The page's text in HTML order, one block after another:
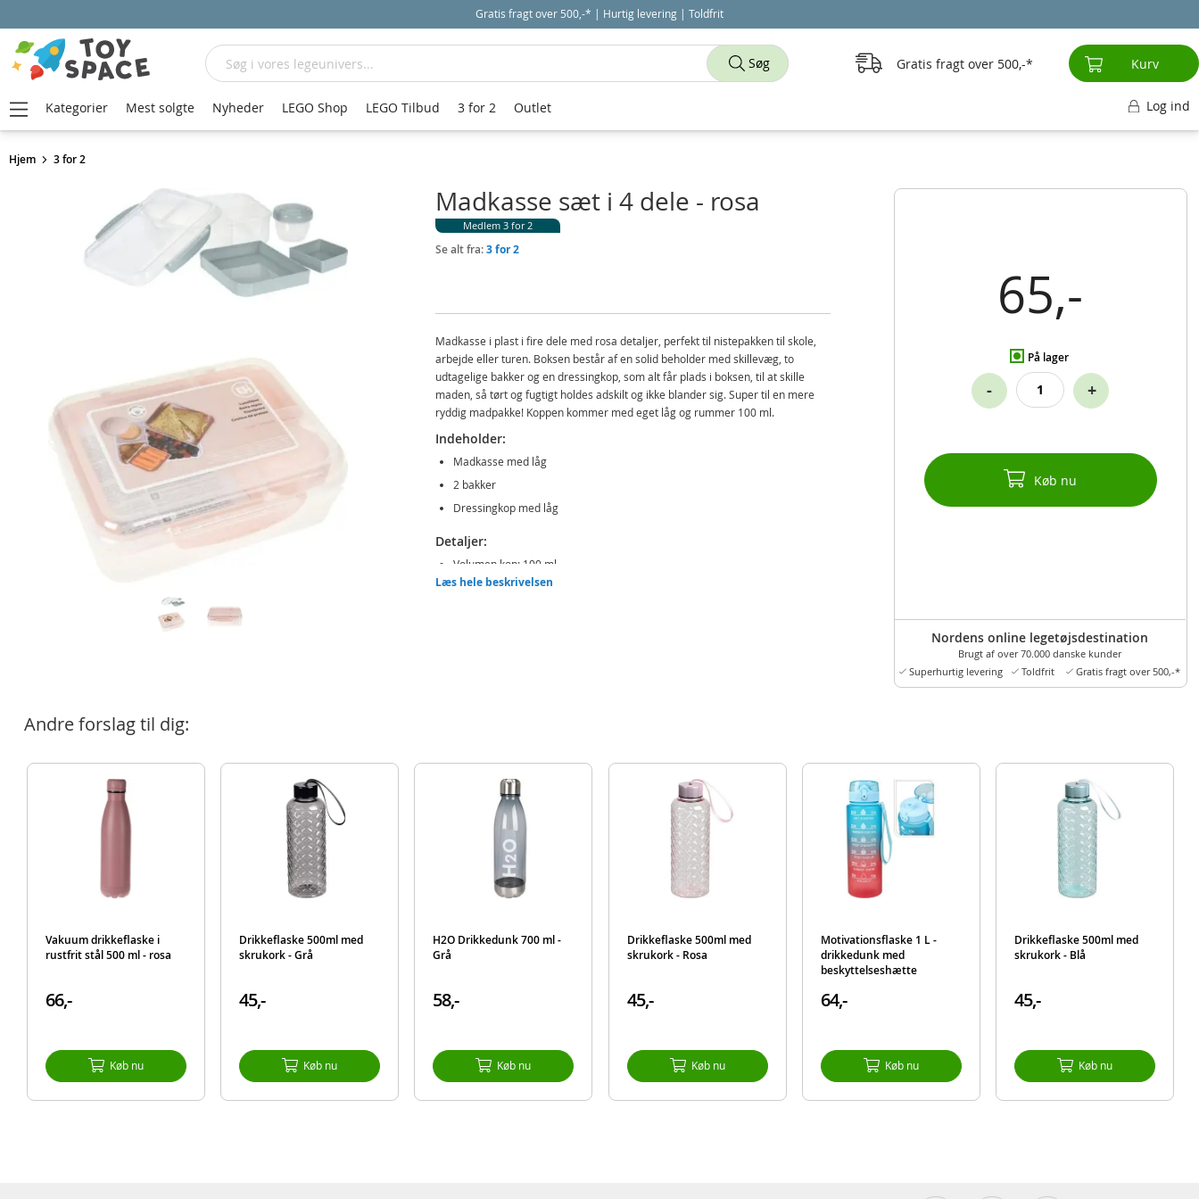
Gratis fragt over 500,-* | Hurtig levering | Toldfrit
Hjem 3 for 2
65,-
På lager
- +
Køb nu
Nordens online legetøjsdestination
Brugt af over 70.000 danske kunder
Superhurtig levering
Toldfrit Gratis fragt over 500,-*
Madkasse sæt i 4 dele - rosa
Medlem 3 for 2
Se alt fra:3 for 2
Madkasse i plast i fire dele med rosa detaljer, perfekt til nistepakken til skole,
arbejde eller turen. Boksen består af en solid beholder med skillevæg, to
udtagelige bakker og en dressingkop, som alt får plads i boksen, til at skille
maden, så tørt og fugtigt holdes adskilt og ikke blander sig. Super til en mere
ryddig madpakke! Koppen kommer med eget låg og rummer 100 ml.
Indeholder:
Madkasse med låg
2 bakker
Dressingkop med låg
Detaljer:
Volumen kop: 100 ml
Alder: fra 4 år
Læs hele beskrivelsen
Andre forslag til dig:
Vakuum drikkeflaske i
rustfrit stål 500 ml - rosa
66,-
Køb nu
Drikkeflaske 500ml med
skrukork - Grå
45,-
Køb nu
H2O Drikkedunk 700 ml -
Grå
58,-
Køb nu
Drikkeflaske 500ml med
skrukork - Rosa
45,-
Køb nu
Motivationsflaske 1 L -
drikkedunk med
beskyttelseshætte
64,-
Køb nu
Drikkeflaske 500ml med
skrukork - Blå
45,-
Køb nu
Søg
Søg Gratis fragt over 500,- Kurv
Kategorier Mest solgte Nyheder LEGO Shop LEGO Tilbud 3 for 2 Outlet Log ind